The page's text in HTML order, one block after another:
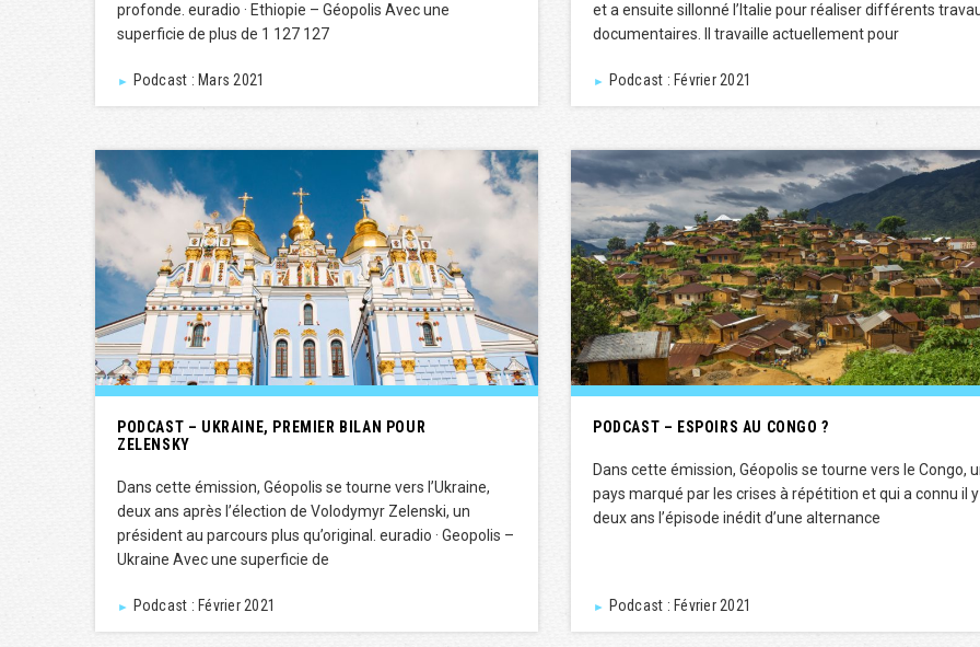
profonde. euradio · Ethiopie – Géopolis Avec une
superficie de plus de 1 127 127
► Podcast : Mars 2021
et a ensuite sillonné l’Italie pour réaliser différents
documentaires. Il travaille actuellement pour
► Podcast : Février 2021
PODCAST – UKRAINE, PREMIER BILAN POUR
ZELENSKY
Dans cette émission, Géopolis se tourne vers l’Ukraine,
deux ans après l’élection de Volodymyr Zelenski, un
président au parcours plus qu’original. euradio · Geopolis –
Ukraine Avec une superficie de
► Podcast : Février 2021
PODCAST – ESPOIRS AU CONGO ?
Dans cette émission, Géopolis se tourne vers le Congo,
pays marqué par les crises à répétition et qui a connu il
deux ans l’épisode inédit d’une alternance
► Podcast : Février 2021